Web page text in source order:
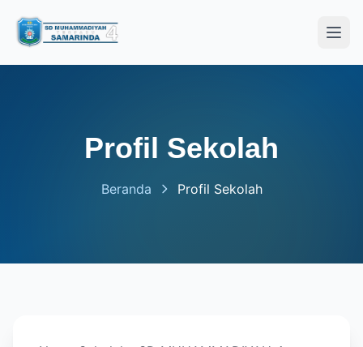
Profil Sekolah
Beranda Profil Sekolah